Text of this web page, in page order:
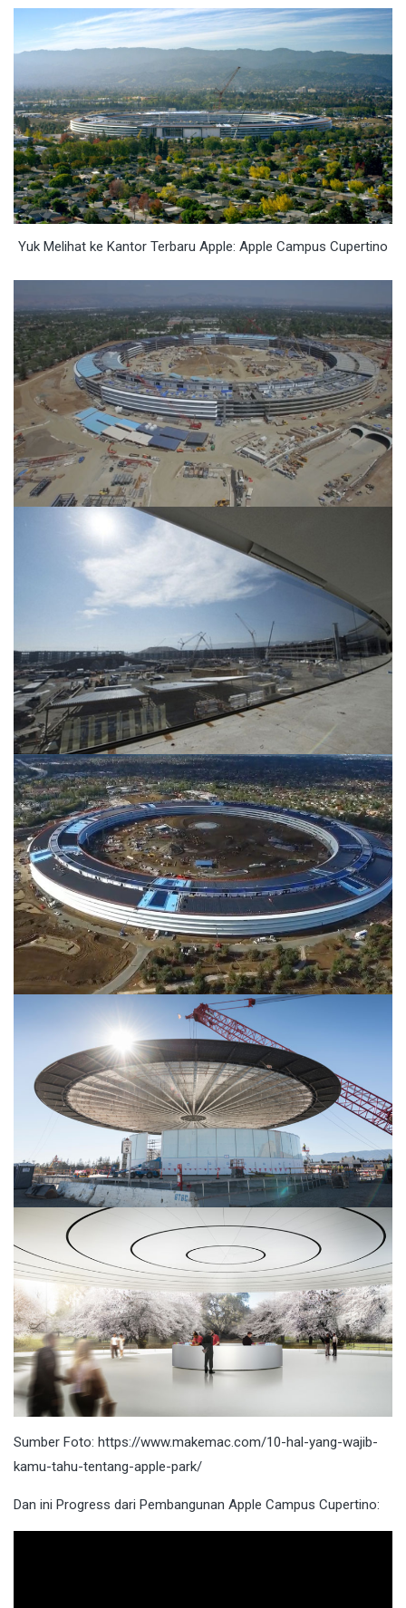
Yuk Melihat ke Kantor Terbaru Apple: Apple Campus Cupertino
Sumber Foto: https://www.makemac.com/10-hal-yang-wajib-
kamu-tahu-tentang-apple-park/
Dan ini Progress dari Pembangunan Apple Campus Cupertino: